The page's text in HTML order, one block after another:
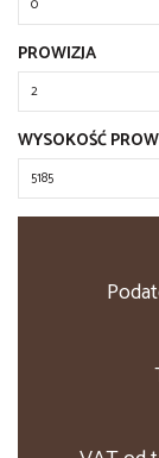
PROWIZJA
WYSOKOŚĆ